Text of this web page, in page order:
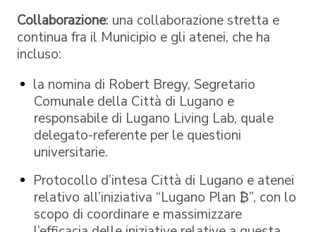
Collaborazione: una collaborazione stretta e
continua fra il Municipio e gli atenei, che ha
incluso:
la nomina di Robert Bregy, Segretario
Comunale della Città di Lugano e
responsabile di Lugano Living Lab, quale
delegato-referente per le questioni
universitarie.
Protocollo d’intesa Città di Lugano e atenei
relativo all’iniziativa “Lugano Plan ₿”, con lo
scopo di coordinare e massimizzare